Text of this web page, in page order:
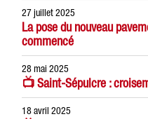
27 juillet 2025
La pose du nouveau
commencé
28 mai 2025
📺 Saint-Sépulcre :
18 avril 2025